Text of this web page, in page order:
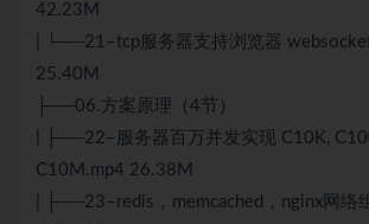
42.23M
| └──21–tcp服务器支持浏览器
25.40M
├──06.方案原理（4节）
| ├──22–服务器百万并发实现 C10K,
C10M.mp4 26.38M
| ├──23–redis，memcached，nginx网络